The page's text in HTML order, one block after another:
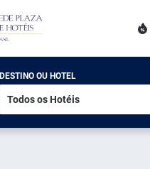
DESTINO OU HOTEL